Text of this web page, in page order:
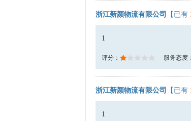
浙江新颜物流有限公司 【已有
1
评分： 服务态度：
浙江新颜物流有限公司 【已有
1